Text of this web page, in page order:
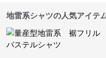
地雷系シャツの人気アイテ